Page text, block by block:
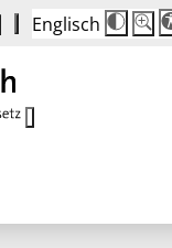
Englisch
Die
100